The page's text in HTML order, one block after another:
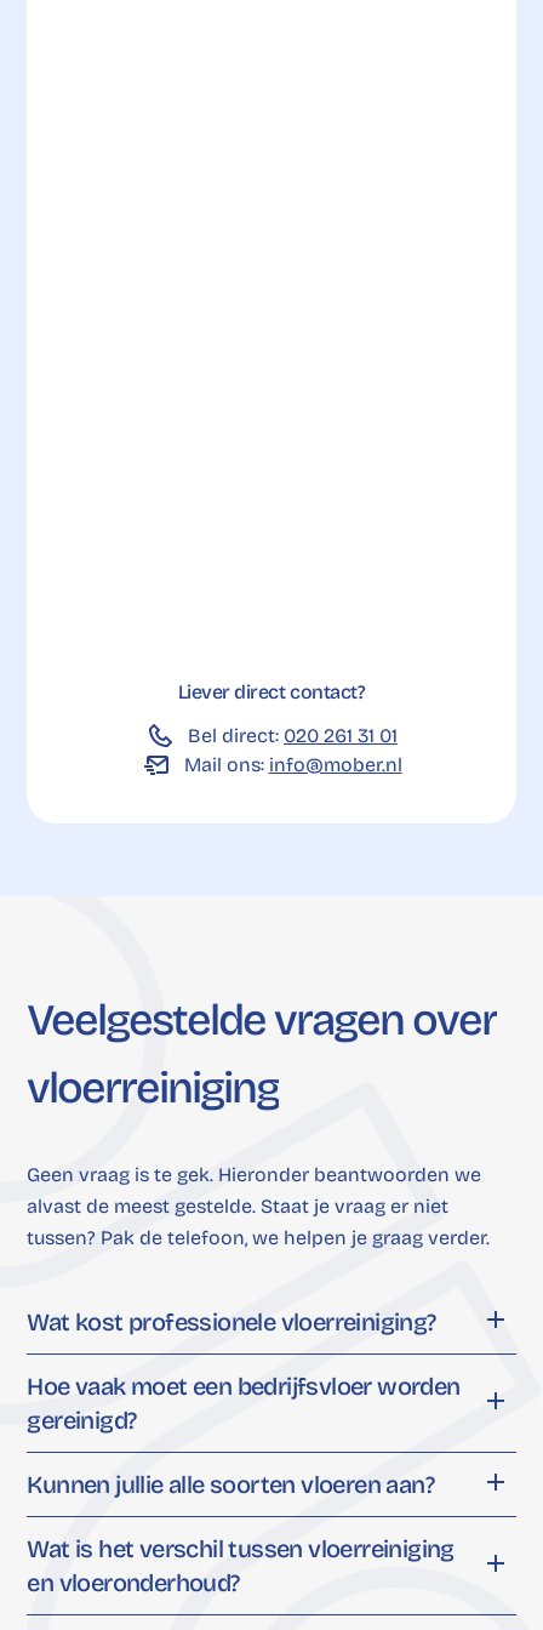
Liever direct contact?
Bel direct: 020 261 31 01
Mail ons: info@mober.nl
Veelgesteldevragenover
vloerreiniging
Geen vraag is te gek. Hieronder beantwoorden we
alvast de meest gestelde. Staat je vraag er niet
tussen? Pak de telefoon, we helpen je graag verder.
Wat kost professionele vloerreiniging?
De exacte kosten hangen af van het type
vloer, de oppervlakte en hoe vaak we
reinigen. Een periodiek
onderhoudscontract is anders geprijsd
dan een eenmalige dieptereiniging. We
maken altijd een voorstel op maat,
passend bij jouw wensen en behoeften.
Hoe vaak moet een bedrijfsvloer worden
gereinigd?
Dat hangt af van hoe intensief de vloer
wordt gebruikt. Een drukke entree of
kantine vraagt om dagelijks onderhoud.
Voor kantoorruimtes is wekelijkse
reiniging vaak voldoende. We adviseren
Kunnen jullie alle soorten vloeren aan?
Ja. Of het nu gaat om tegels, natuursteen,
hout, vinyl of tapijt: wij hebben de kennis
en middelen om elk vloertype
Wat is het verschil tussen vloerreiniging
en vloeronderhoud?